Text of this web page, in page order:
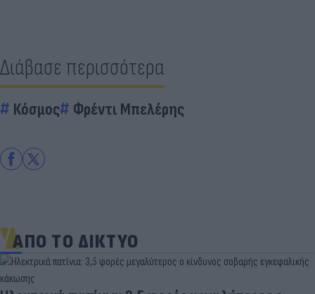
Διάβασε περισσότερα
Κόσμος Φρέντι Μπελέρης
ΑΠΟ ΤΟ ΔΙΚΤΥΟ